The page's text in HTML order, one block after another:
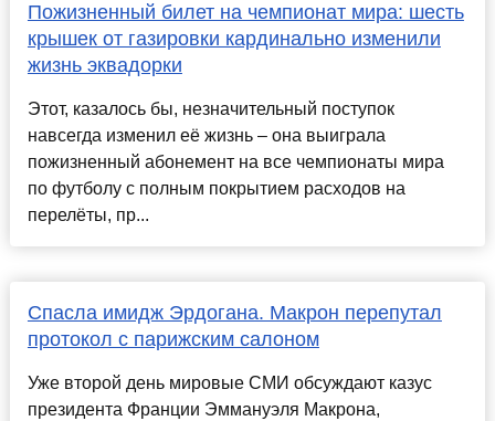
Пожизненный билет на чемпионат мира: шесть
крышек от газировки кардинально изменили
жизнь эквадорки
Этот, казалось бы, незначительный поступок
навсегда изменил её жизнь – она выиграла
пожизненный абонемент на все чемпионаты мира
по футболу с полным покрытием расходов на
перелёты, пр...
Спасла имидж Эрдогана. Макрон перепутал
протокол с парижским салоном
Уже второй день мировые СМИ обсуждают казус
президента Франции Эммануэля Макрона,